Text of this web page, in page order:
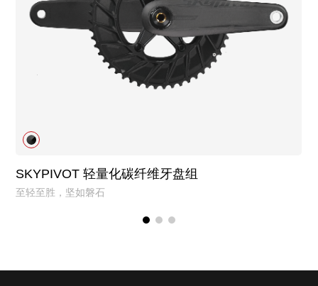
SKYPIVOT 轻量化碳纤维牙盘组
至轻至胜，坚如磐石